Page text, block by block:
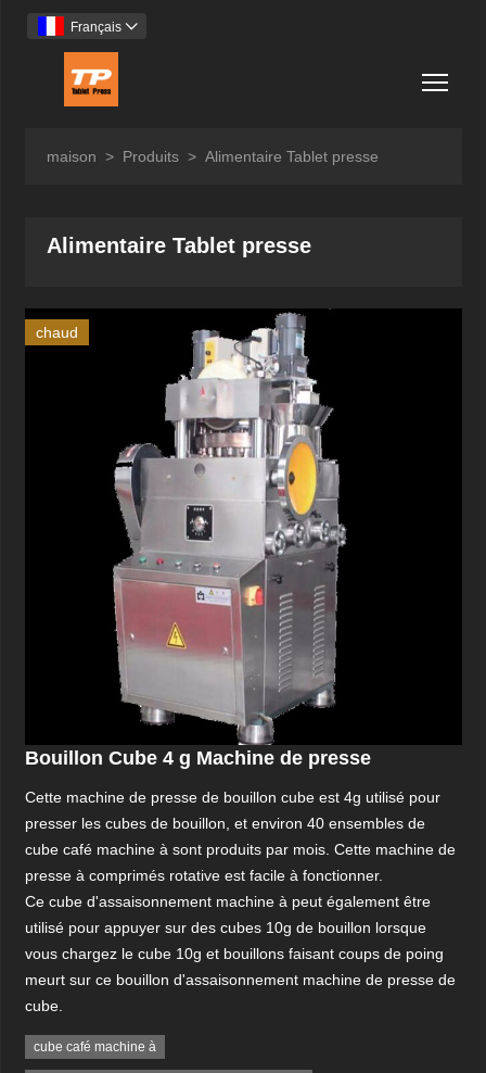
Français 
maison > Produits > Alimentaire Tablet presse
Alimentaire Tablet presse
chaud
Bouillon Cube 4 g Machine de presse
Cette machine de presse de bouillon cube est 4g utilisé pour
presser les cubes de bouillon, et environ 40 ensembles de
cube café machine à sont produits par mois. Cette machine de
presse à comprimés rotative est facile à fonctionner.
Ce cube d'assaisonnement machine à peut également être
utilisé pour appuyer sur des cubes 10g de bouillon lorsque
vous chargez le cube 10g et bouillons faisant coups de poing
meurt sur ce bouillon d'assaisonnement machine de presse de
cube.
cube café machine à